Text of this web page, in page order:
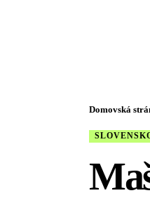
Domovská